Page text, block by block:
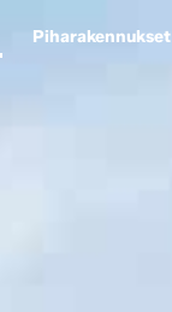
Piharakennukset